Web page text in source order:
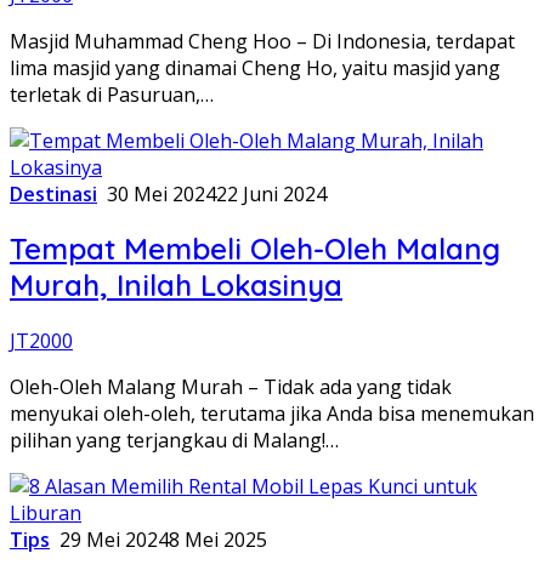
Masjid Muhammad Cheng Hoo – Di Indonesia, terdapat
lima masjid yang dinamai Cheng Ho, yaitu masjid yang
terletak di Pasuruan,…
Destinasi 30 Mei 202422 Juni 2024
Tempat Membeli Oleh-Oleh Malang
Murah, Inilah Lokasinya
JT2000
Oleh-Oleh Malang Murah – Tidak ada yang tidak
menyukai oleh-oleh, terutama jika Anda bisa menemukan
pilihan yang terjangkau di Malang!…
Tips 29 Mei 20248 Mei 2025